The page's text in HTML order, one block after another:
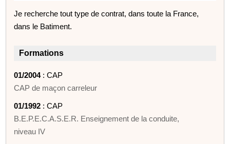
Je recherche tout type de contrat, dans toute la France,
dans le Batiment.
Formations
01/2004: CAP
CAP de maçon carreleur
01/1992 : CAP
B.E.P.E.C.A.S.E.R. Enseignement de la conduite,
niveau IV